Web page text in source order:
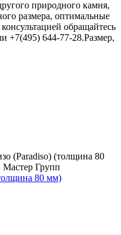
природного камня,
размера, оптимальные
обращайтесь
+7(495) 644-77-28.Размер,
(Paradiso) (толщина 80
Групп